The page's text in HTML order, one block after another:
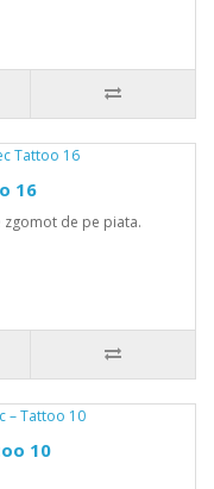
16
zgomot de pe piata.
10